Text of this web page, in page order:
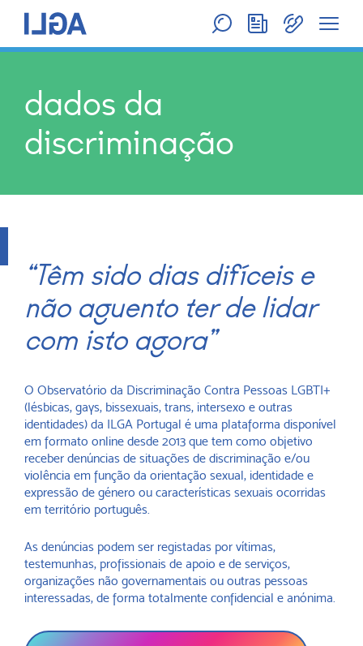
dados da
discriminação
“Têm sido dias difíceis e
não aguento ter de lidar
com isto agora”
O Observatório da Discriminação Contra Pessoas LGBTI+
(lésbicas, gays, bissexuais, trans, intersexo e outras
identidades) da ILGA Portugal é uma plataforma disponível
em formato online desde 2013 que tem como objetivo
receber denúncias de situações de discriminação e/ou
violência em função da orientação sexual, identidade e
expressão de género ou características sexuais ocorridas
em território português.
As denúncias podem ser registadas por vítimas,
testemunhas, profissionais de apoio e de serviços,
organizações não governamentais ou outras pessoas
interessadas, de forma totalmente confidencial e anónima.